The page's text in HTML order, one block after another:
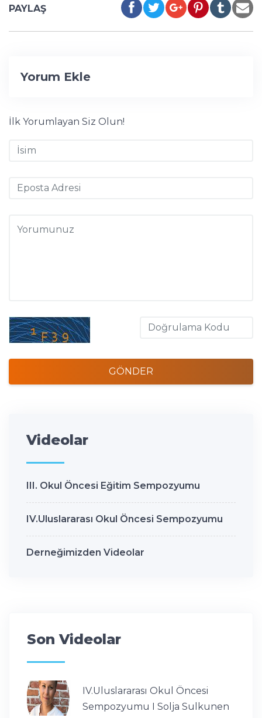
PAYLAŞ
Yorum Ekle
İlk Yorumlayan Siz Olun!
GÖNDER
Videolar
III. Okul Öncesi Eğitim Sempozyumu
IV.Uluslararası Okul Öncesi Sempozyumu
Derneğimizden Videolar
Son Videolar
IV.Uluslararası Okul Öncesi
Sempozyumu I Solja Sulkunen